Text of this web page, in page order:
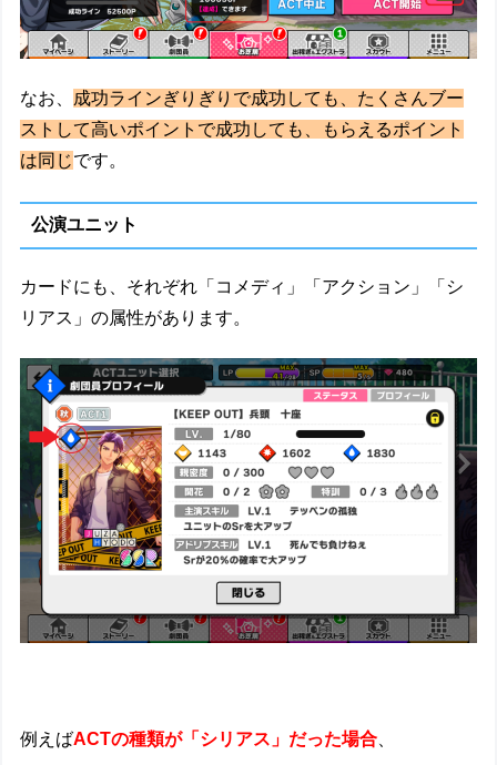
なお、
成功ラインぎりぎりで成功しても、たくさんブー
ストして高いポイントで成功しても、もらえるポイント
は同じです。
公演ユニット
カードにも、それぞれ「コメディ」「アクション」「シ
リアス」の属性があります。
例えばACTの種類が「シリアス」だった場合